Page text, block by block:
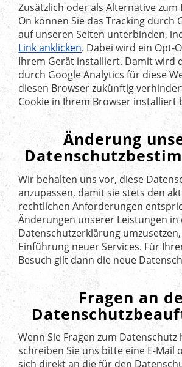
Zusätzlich oder als Alternative zum
On können Sie das Tracking durch
auf unseren Seiten unterbinden,
Link anklicken. Dabei wird ein Opt-
Ihrem Gerät installiert. Damit wird
durch Google Analytics für diese
diesen Browser zukünftig
Cookie in Ihrem Browser installiert
Änderung
Wir behalten uns vor, diese
anzupassen, damit sie stets den
rechtlichen Anforderungen
Änderungen unserer Leistungen in
Datenschutzerklärung
Einführung neuer Services. Für
Besuch gilt dann die neue
Fragen an
Wenn Sie Fragen zum Datenschutz
schreiben Sie uns bitte eine E-Mail
sich direkt an die für den